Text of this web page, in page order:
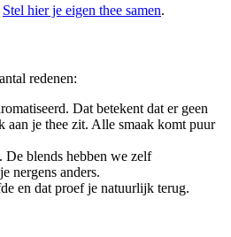
Stel hier je eigen thee samen.
redenen:
Dat betekent dat er geen
aan je thee zit. Alle smaak komt puur
De blends hebben we zelf
nergens anders.
en dat proef je natuurlijk terug.